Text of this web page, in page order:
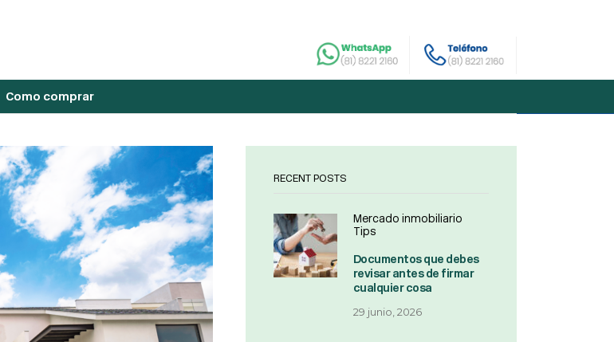
Como comprar
RECENT POSTS
Mercado inmobiliario
Tips
Documentos que debes
revisar antes de firmar
cualquier cosa
29 junio, 2026